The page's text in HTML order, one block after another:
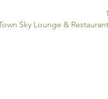
Sky Lounge &